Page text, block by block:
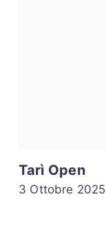
Tarì Open
3 Ottobre 2025